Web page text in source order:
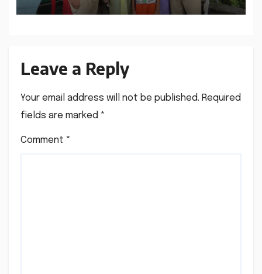
Leave a Reply
Your email address will not be published. Required
fields are marked *
Comment *